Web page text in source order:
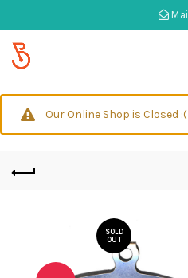
Mail
Our Online Shop is Closed :(
SOLD
OUT